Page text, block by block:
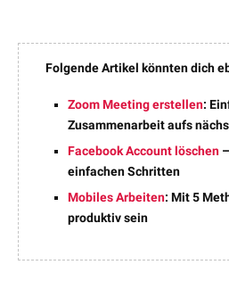
Folgende Artikel könnten dich
Zoom Meeting erstellen:
Zusammenarbeit aufs
Facebook Account löschen
einfachen Schritten
Mobiles Arbeiten: Mit 5
produktiv sein